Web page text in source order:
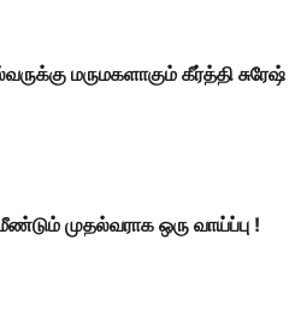
மருமகளாகும் கீர்த்தி சுரேஷ்
முதல்வராக ஒரு வாய்ப்பு !